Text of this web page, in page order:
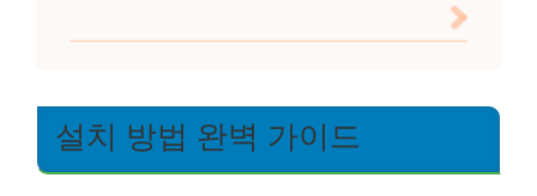
설치 방법 완벽 가이드